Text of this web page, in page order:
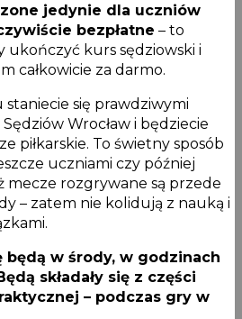
jedynie dla uczniów
bezpłatne – to
ukończyć kurs sędziowski i
całkowicie za darmo.
się prawdziwymi
Wrocław i będziecie
piłkarskie. To świetny sposób
uczniami czy później
mecze rozgrywane są przede
– zatem nie kolidują z nauką i
będą w środy, w godzinach
składały się z części
– podczas gry w